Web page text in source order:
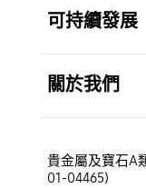
可持續發展
關於我們
貴金屬及寶石A
01-04465)